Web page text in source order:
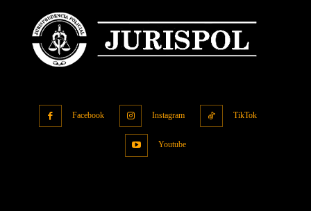
Facebook Instagram TikTok
Youtube